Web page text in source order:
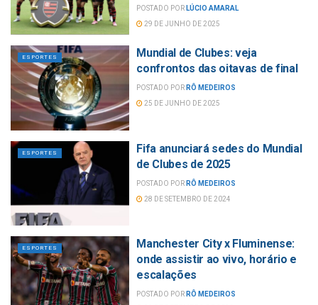
POSTADO POR LÚCIO AMARAL
29 DE JUNHO DE 2025
ESPORTES
Mundial de Clubes: veja
confrontos das oitavas de final
POSTADO POR RÔ MEDEIROS
25 DE JUNHO DE 2025
ESPORTES
Fifa anunciará sedes do Mundial
de Clubes de 2025
POSTADO POR RÔ MEDEIROS
28 DE SETEMBRO DE 2024
ESPORTES
Manchester City x Fluminense:
onde assistir ao vivo, horário e
escalações
POSTADO POR RÔ MEDEIROS